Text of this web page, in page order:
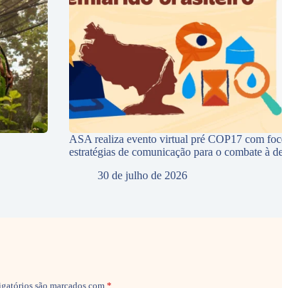
ASA realiza evento virtual pré COP17 com
estratégias de comunicação para o combate à
30 de julho de 2026
são marcados com *